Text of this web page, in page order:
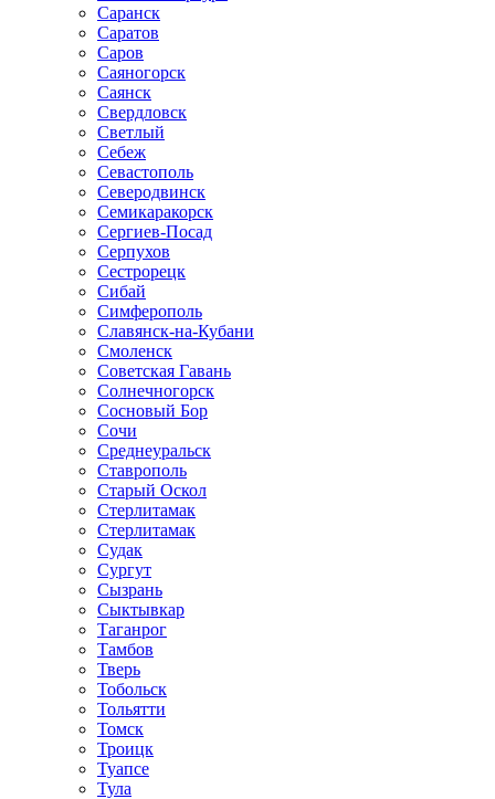
Саранск
Саратов
Саров
Саяногорск
Саянск
Свердловск
Светлый
Себеж
Севастополь
Северодвинск
Семикаракорск
Сергиев-Посад
Серпухов
Сестрорецк
Сибай
Симферополь
Славянск-на-Кубани
Смоленск
Советская Гавань
Солнечногорск
Сосновый Бор
Сочи
Среднеуральск
Ставрополь
Старый Оскол
Стерлитамак
Стерлитамак
Судак
Сургут
Сызрань
Сыктывкар
Таганрог
Тамбов
Тверь
Тобольск
Тольятти
Томск
Троицк
Туапсе
Тула